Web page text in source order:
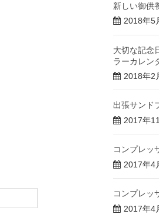
新しい御供
2018年5
大切な記念
ラーカレン
2018年2
出張サンド
2017年
コンプレッ
2017年4
コンプレッ
2017年4